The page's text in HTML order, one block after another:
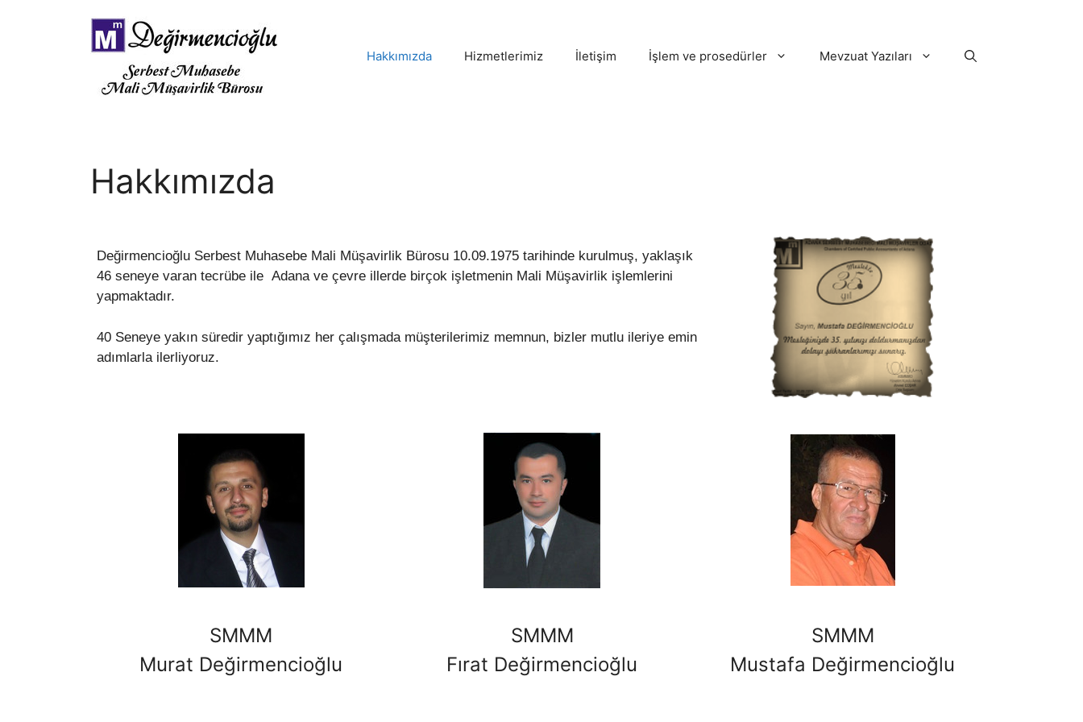
Hakkımızda Hizmetlerimiz İletişim İşlem ve prosedürler Mevzuat Yazıları
Hakkımızda
Değirmencioğlu Serbest Muhasebe Mali Müşavirlik Bürosu 10.09.1975 tarihinde kurulmuş, yaklaşık
46 seneye varan tecrübe ile Adana ve çevre illerde birçok işletmenin Mali Müşavirlik işlemlerini
yapmaktadır.
40 Seneye yakın süredir yaptığımız her çalışmada müşterilerimiz memnun, bizler mutlu ileriye emin
adımlarla ilerliyoruz.
SMMM
Murat Değirmencioğlu
SMMM
Fırat Değirmencioğlu
SMMM
Mustafa Değirmencioğlu